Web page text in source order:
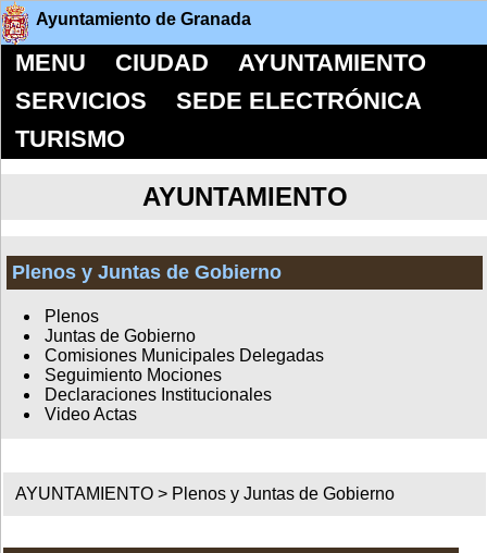
Ayuntamiento de Granada
MENU CIUDAD
AYUNTAMIENTO
SERVICIOS
SEDE ELECTRÓNICA
TURISMO
AYUNTAMIENTO
Plenos y Juntas de Gobierno
Plenos
Juntas de Gobierno
Comisiones Municipales Delegadas
Seguimiento Mociones
Declaraciones Institucionales
Video Actas
AYUNTAMIENTO > Plenos y Juntas de Gobierno